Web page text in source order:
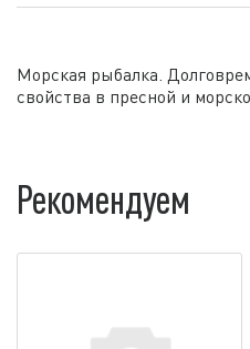
Морская рыбалка.
свойства в пресной и
Рекомендуем